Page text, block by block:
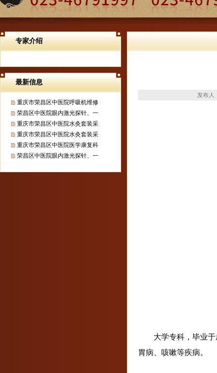
专家介绍
最新信息
重庆市荣昌区中医院呼吸机维修
荣昌区中医院眼内激光探针、一
重庆市荣昌区中医院水灸套装采
重庆市荣昌区中医院水灸套装采
重庆市荣昌区中医院医学康复科
荣昌区中医院眼内激光探针、一
发布人
大学专科，毕业
胃病、咳嗽等疾病。